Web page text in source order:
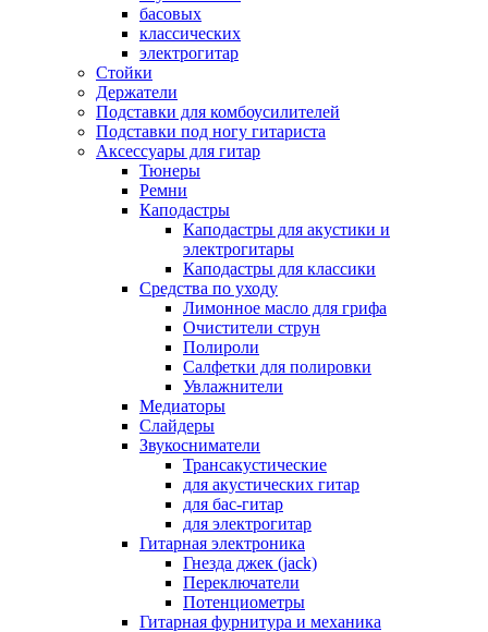
басовых
классических
электрогитар
Стойки
Держатели
Подставки для комбоусилителей
Подставки под ногу гитариста
Аксессуары для гитар
Тюнеры
Ремни
Каподастры
Каподастры для акустики и
электрогитары
Каподастры для классики
Средства по уходу
Лимонное масло для грифа
Очистители струн
Полироли
Салфетки для полировки
Увлажнители
Медиаторы
Слайдеры
Звукосниматели
Трансакустические
для акустических гитар
для бас-гитар
для электрогитар
Гитарная электроника
Гнезда джек (jack)
Переключатели
Потенциометры
Гитарная фурнитура и механика